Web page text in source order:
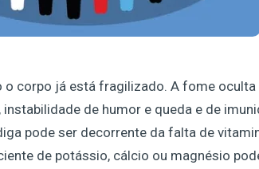
corpo já está fragilizado. A fome
de humor e queda e de
pode ser decorrente da falta de
de potássio, cálcio ou magnésio